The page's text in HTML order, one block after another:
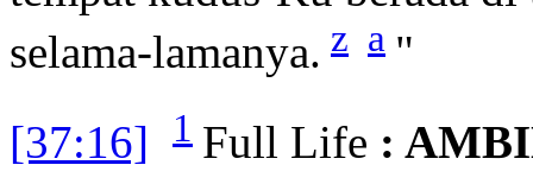
selama-lamanya. z a "
[37:16]
1 Full Life :